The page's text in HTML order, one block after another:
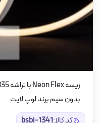
بدون سیم برند لوپ لایت